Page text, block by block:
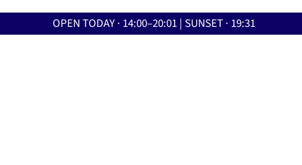
OPEN TODAY · 14:00–20:01 | SUNSET · 19:31